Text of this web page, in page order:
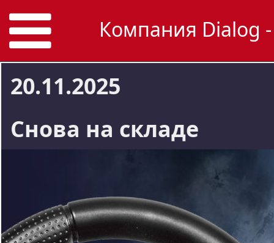
Компания Dialog
20.11.2025
Снова на складе